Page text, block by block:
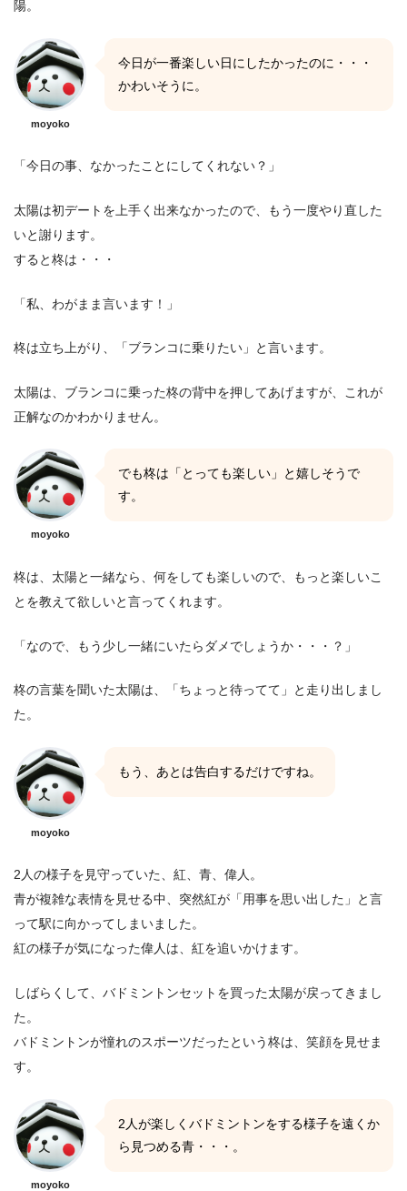
陽。
moyoko
今日が一番楽しい日にしたかったのに・・・
かわいそうに。
「今日の事、なかったことにしてくれない？」
太陽は初デートを上手く出来なかったので、もう一度やり直した
いと謝ります。
すると柊は・・・
「私、わがまま言います！」
柊は立ち上がり、「ブランコに乗りたい」と言います。
太陽は、ブランコに乗った柊の背中を押してあげますが、これが
正解なのかわかりません。
moyoko
でも柊は「とっても楽しい」と嬉しそうで
す。
柊は、太陽と一緒なら、何をしても楽しいので、もっと楽しいこ
とを教えて欲しいと言ってくれます。
「なので、もう少し一緒にいたらダメでしょうか・・・？」
柊の言葉を聞いた太陽は、「ちょっと待ってて」と走り出しまし
た。
moyoko
もう、あとは告白するだけですね。
2人の様子を見守っていた、紅、青、偉人。
青が複雑な表情を見せる中、突然紅が「用事を思い出した」と言
って駅に向かってしまいました。
紅の様子が気になった偉人は、紅を追いかけます。
しばらくして、バドミントンセットを買った太陽が戻ってきまし
た。
バドミントンが憧れのスポーツだったという柊は、笑顔を見せま
す。
moyoko
2人が楽しくバドミントンをする様子を遠くか
ら見つめる青・・・。